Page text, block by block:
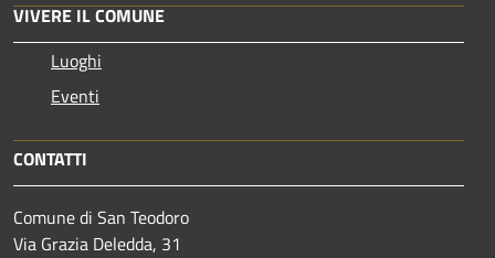
VIVERE IL COMUNE
Luoghi
Eventi
CONTATTI
Comune di San Teodoro
Via Grazia Deledda, 31